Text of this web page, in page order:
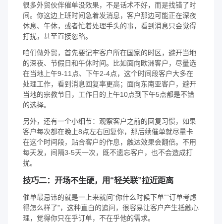
很多外贸伙伴催单没效果，不是话术不好，而是找错了时
间。你这边上班时间急着发消息，客户那边可能正在深夜
休息、午休，或者忙着处理手头的事，看到消息只会觉得
打扰，甚至直接忽略。
咱们做外贸，首先要记牢客户所在国家的时区，避开当地
的深夜、节假日和午休时间。比如面向欧洲客户，尽量选
在当地上午9-11点、下午2-4点，这个时间段客户大多在
处理工作，看到消息回复率更高；面向东南亚客户，避开
当地的宗教节日，工作日的上午10点到下午5点都是不错
的选择。
另外，还有一个小细节：观察客户之前的回复习惯，如果
客户每次都在晚上8点左右回复你，那后续催单就尽量卡
在这个时间段，贴合客户的作息，触达效果会翻倍。不用
每天发，间隔3-5天一次，既不遗忘客户，也不会造成打
扰。
技巧二：开场不生硬，用“轻关联”拉近距离
催单最忌讳的就是一上来就问“你什么时候下单”“订单考虑
得怎么样了”，这种直白的追问，很容易让客户产生抵触心
理，觉得你只在乎订单，不在乎他的需求。